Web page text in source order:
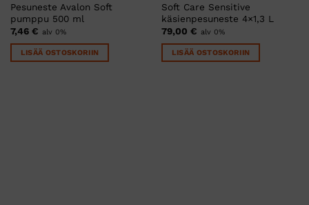
Pesuneste Avalon Soft
pumppu 500 ml
7,46 € alv 0%
LISÄÄ OSTOSKORIIN
Soft Care Sensitive
käsienpesuneste 4×1,3 L
79,00 € alv 0%
LISÄÄ OSTOSKORIIN